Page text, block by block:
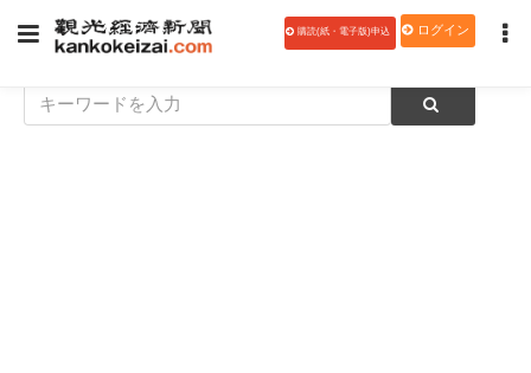
購読(紙・電子版)申込 ログイン